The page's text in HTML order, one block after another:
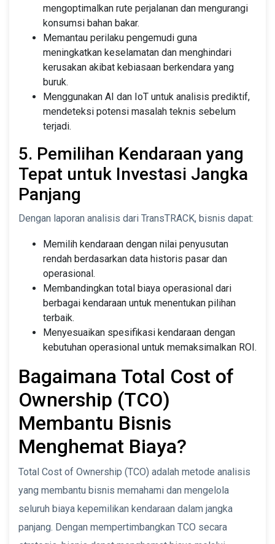
mengoptimalkan rute perjalanan dan mengurangi
konsumsi bahan bakar.
Memantau perilaku pengemudi guna
meningkatkan keselamatan dan menghindari
kerusakan akibat kebiasaan berkendara yang
buruk.
Menggunakan AI dan IoT untuk analisis prediktif,
mendeteksi potensi masalah teknis sebelum
terjadi.
5. Pemilihan Kendaraan yang
Tepat untuk Investasi Jangka
Panjang
Dengan laporan analisis dari TransTRACK, bisnis dapat:
Memilih kendaraan dengan nilai penyusutan
rendah berdasarkan data historis pasar dan
operasional.
Membandingkan total biaya operasional dari
berbagai kendaraan untuk menentukan pilihan
terbaik.
Menyesuaikan spesifikasi kendaraan dengan
kebutuhan operasional untuk memaksimalkan ROI.
Bagaimana Total Cost of
Ownership (TCO)
Membantu Bisnis
Menghemat Biaya?
Total Cost of Ownership (TCO) adalah metode analisis
yang membantu bisnis memahami dan mengelola
seluruh biaya kepemilikan kendaraan dalam jangka
panjang. Dengan mempertimbangkan TCO secara